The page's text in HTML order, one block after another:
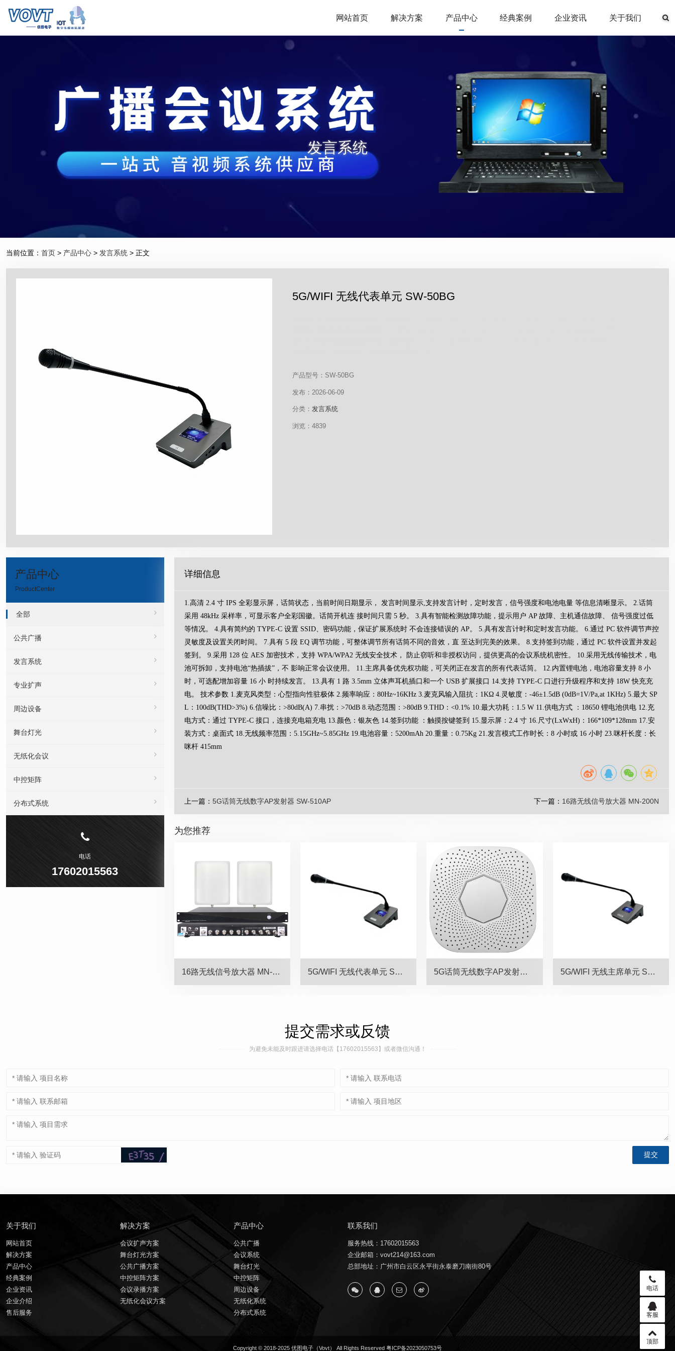
网站首页 解决方案 产品中心 经典案例 企业资讯 关于我们
发言系统
当前位置： 首页 > 产品中心 > 发言系统 > 正文
5G/WIFI 无线代表单元 SW-50BG
产品型号：SW-50BG
发布：2026-06-09
分类： 发言系统
浏览：4839
产品中心
ProductCenter
全部
公共广播
发言系统
专业扩声
周边设备
舞台灯光
无纸化会议
中控矩阵
分布式系统
电话
17602015563
详细信息
1.高清 2.4 寸 IPS 全彩显示屏，话筒状态，当前时间日期显示， 发言时间显示,支持发言计时，定时发言，信号强度和电池电量 等信息清晰显示。 2.话筒
采用 48kHz 采样率，可显示客户全彩国徽。话筒开机连 接时间只需 5 秒。 3.具有智能检测故障功能，提示用户 AP 故障、主机通信故障、 信号强度过低
等情况。 4.具有简约的 TYPE-C 设置 SSID、密码功能，保证扩展系统时 不会连接错误的 AP。 5.具有发言计时和定时发言功能。 6.通过 PC 软件调节声控
灵敏度及设置关闭时间。 7.具有 5 段 EQ 调节功能，可整体调节所有话筒不同的音效，直 至达到完美的效果。 8.支持签到功能，通过 PC 软件设置并发起
签到。 9.采用 128 位 AES 加密技术，支持 WPA/WPA2 无线安全技术， 防止窃听和非授权访问，提供更高的会议系统机密性。 10.采用无线传输技术，电
池可拆卸，支持电池“热插拔”，不 影响正常会议使用。 11.主席具备优先权功能，可关闭正在发言的所有代表话筒。 12.内置锂电池，电池容量支持 8 小
时，可选配增加容量 16 小 时持续发言。 13.具有 1 路 3.5mm 立体声耳机插口和一个 USB 扩展接口 14.支持 TYPE-C 口进行升级程序和支持 18W 快充充
电。 技术参数 1.麦克风类型：心型指向性驻极体 2.频率响应：80Hz~16KHz 3.麦克风输入阻抗：1KΩ 4.灵敏度：-46±1.5dB (0dB=1V/Pa,at 1KHz) 5.最大 SP
L：100dB(THD>3%) 6.信噪比：>80dB(A) 7.串扰：>70dB 8.动态范围：>80dB 9.THD：<0.1% 10.最大功耗：1.5 W 11.供电方式 ：18650 锂电池供电 12.充
电方式：通过 TYPE-C 接口，连接充电箱充电 13.颜色：银灰色 14.签到功能 ：触摸按键签到 15.显示屏：2.4 寸 16.尺寸(LxWxH)：166*109*128mm 17.安
装方式：桌面式 18.无线频率范围：5.15GHz~5.85GHz 19.电池容量：5200mAh 20.重量：0.75Kg 21.发言模式工作时长：8 小时或 16 小时 23.咪杆长度：长
咪杆 415mm
上一篇： 5G话筒无线数字AP发射器 SW-510AP 下一篇： 16路无线信号放大器 MN-200N
为您推荐
16路无线信号放大器 MN-200N 5G/WIFI 无线代表单元 SW-50BG 5G话筒无线数字AP发射器 SW-510AP 5G/WIFI 无线主席单元 SW-50AG
提交需求或反馈
为避免未能及时跟进请选择电话【17602015563】或者微信沟通！
关于我们
网站首页
解决方案
产品中心
经典案例
企业资讯
企业介绍
售后服务
解决方案
会议扩声方案
舞台灯光方案
公共广播方案
中控矩阵方案
会议录播方案
无纸化会议方案
产品中心
公共广播
会议系统
舞台灯光
中控矩阵
周边设备
无纸化系统
分布式系统
联系我们
服务热线：17602015563
企业邮箱：vovt214@163.com
总部地址：广州市白云区永平街永泰磨刀南街80号
Copyright © 2018-2025 优图电子（Vovt） All Rights Reserved 粤ICP备2023050753号
电话
客服
顶部